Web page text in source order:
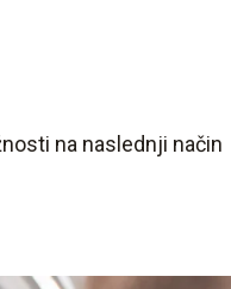
na naslednji način